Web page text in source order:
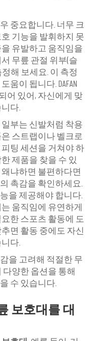
중요합니다. 너무 크
기능을 발휘하지 못
유발하고 움직임을
무릎 관절 위부(슬
해 보세요. 이 측정
움이 됩니다. DAFAN
어 있어, 자신에게 맞
다.
부는 신발처럼 착용
스트랩이나 벨크로
팅 세션을 거쳐야 하
제품을 찾을 수 있
냐하면 불편하다면
촉감을 확인하세요.
을 제공해야 합니다.
움직임에 유연하게
한 스포츠 활동에 도
면 활동 중에도 자신
다.
을 고려해 적절한 무
다양한 옵션을 통해
수 있습니다.
보호대를 대